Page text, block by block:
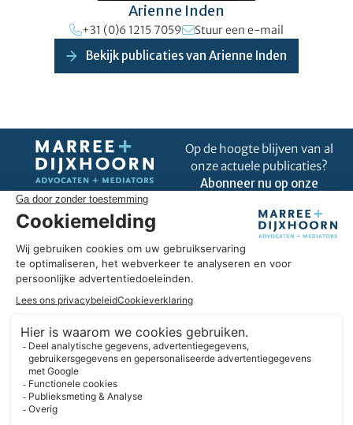
Arienne Inden
+31 (0)6 1215 7059 Stuur een e-mail
Bekijk publicaties van Arienne Inden
Op de hoogte blijven van al
onze actuele publicaties?
Abonneer nu op onze
Uitblinken in úw business
blinken in úw business. Wij hebben hart voor ondernemers en
we geloven in duurzame partnerships. Daarbij denken we
liever in oplossingen dan in belemmeringen. En we blijven
Expertises